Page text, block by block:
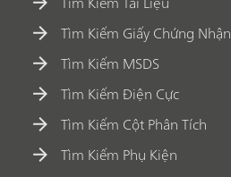
Tìm Kiếm Giấy Chứng Nhận
Tìm Kiếm MSDS
Tìm Kiếm Điện Cực
Tìm Kiếm Cột Phân Tích
Tìm Kiếm Phụ Kiện